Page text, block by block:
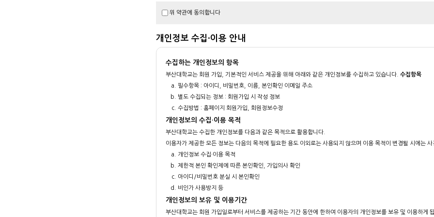
위 약관에 동의합니다
개인정보 수집·이용 안내
수집하는 개인정보의 항목
부산대학교는 회원 가입, 기본적인 서비스 제공을 위해 아래와 같은 개인정보를 수집하고 있습니다. 수집항목
필수항목 : 아이디, 비밀번호, 이름, 본인확인 이메일 주소
별도 수집되는 정보 : 회원가입 시 작성 정보
수집방법 : 홈페이지 회원가입, 회원정보수정
개인정보의 수집·이용 목적
부산대학교는 수집한 개인정보를 다음과 같은 목적으로 활용합니다.
이용자가 제공한 모든 정보는 다음의 목적에 필요한 용도 이외로는 사용되지 않으며 이용 목적이 변경될 시에는
개인정보 수집·이용 목적
제한적 본인 확인제에 따른 본인확인, 가입의사 확인
아이디/비밀번호 분실 시 본인확인
비인가 사용방지 등
개인정보의 보유 및 이용기간
부산대학교는 회원 가입일로부터 서비스를 제공하는 기간 동안에 한하여 이용자의 개인정보를 보유 및 이용하게